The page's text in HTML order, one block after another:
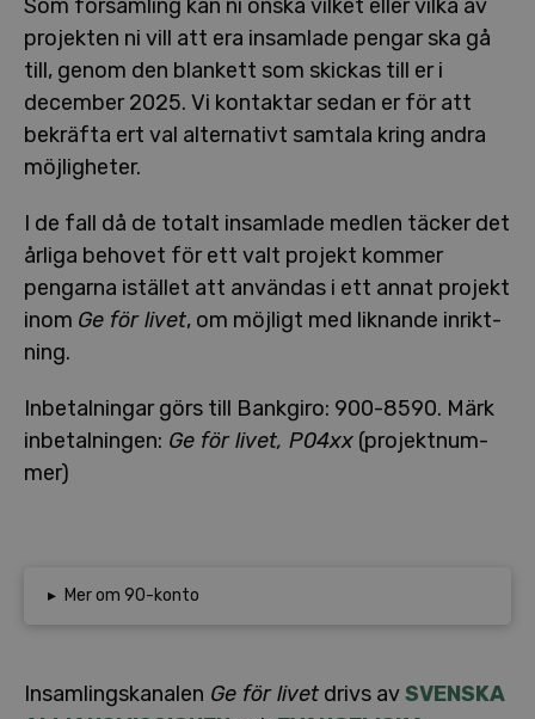
Som för­sam­ling kan ni önska vilket eller vilka av
projekten ni vill att era insamlade pengar ska gå
till, genom den blankett som skickas till er i
december 2025. Vi kontaktar sedan er för att
bekräfta ert val al­ter­na­tivt samtala kring andra
möj­lig­he­ter.
I de fall då de totalt insamlade medlen täcker det
årliga behovet för ett valt projekt kommer
pengarna istället att användas i ett annat projekt
inom Ge för livet, om möjligt med liknande in­rikt­
ning.
In­be­tal­ning­ar görs till Bankgiro: 900-8590. Märk
in­be­tal­ning­en: Ge för livet, P04xx (pro­jekt­num­
mer)
▸ Mer om 90-konto
In­sam­lings­ka­na­len Ge för livet drivs avSVENSKA